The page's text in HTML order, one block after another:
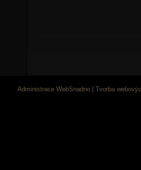
Administrace WebSnadno Tvorba